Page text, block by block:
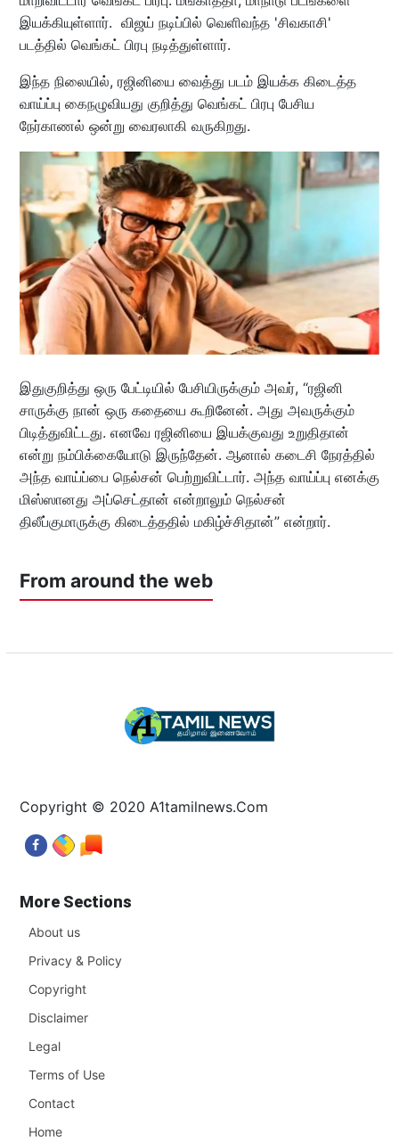
இயக்கியுள்ளார். விஜய் நடிப்பில் வெளிவந்த 'சிவகாசி'
படத்தில் வெங்கட் பிரபு நடித்துள்ளார்.
இந்த நிலையில், ரஜினியை வைத்து படம் இயக்க கிடைத்த
வாய்ப்பு கைநழுவியது குறித்து வெங்கட் பிரபு பேசிய
நேர்காணல் ஒன்று வைரலாகி வருகிறது.
இதுகுறித்து ஒரு பேட்டியில் பேசியிருக்கும் அவர், “ரஜினி
சாருக்கு நான் ஒரு கதையை கூறினேன். அது அவருக்கும்
பிடித்துவிட்டது. எனவே ரஜினியை இயக்குவது உறுதிதான்
என்று நம்பிக்கையோடு இருந்தேன். ஆனால் கடைசி நேரத்தில்
அந்த வாய்ப்பை நெல்சன் பெற்றுவிட்டார். அந்த வாய்ப்பு எனக்கு
மிஸ்ஸானது அப்செட்தான் என்றாலும் நெல்சன்
திலீப்குமாருக்கு கிடைத்ததில் மகிழ்ச்சிதான்” என்றார்.
From around the web
Copyright © 2020 A1tamilnews.Com
More Sections
About us
Privacy & Policy
Copyright
Disclaimer
Legal
Terms of Use
Contact
Home